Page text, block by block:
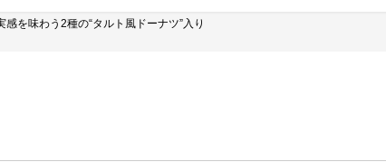
を味わう2種の“タルト風ドーナツ”入り